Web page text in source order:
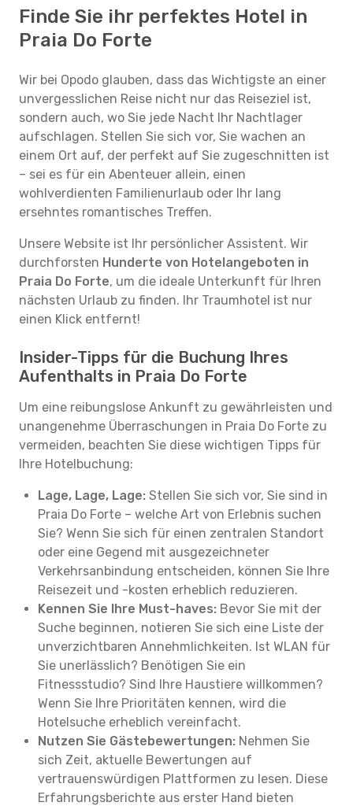
Finde Sie ihr perfektes Hotel in
Praia Do Forte
Wir bei Opodo glauben, dass das Wichtigste an einer
unvergesslichen Reise nicht nur das Reiseziel ist,
sondern auch, wo Sie jede Nacht Ihr Nachtlager
aufschlagen. Stellen Sie sich vor, Sie wachen an
einem Ort auf, der perfekt auf Sie zugeschnitten ist
– sei es für ein Abenteuer allein, einen
wohlverdienten Familienurlaub oder Ihr lang
ersehntes romantisches Treffen.
Unsere Website ist Ihr persönlicher Assistent. Wir
durchforsten Hunderte von Hotelangeboten in
Praia Do Forte, um die ideale Unterkunft für Ihren
nächsten Urlaub zu finden. Ihr Traumhotel ist nur
einen Klick entfernt!
Insider-Tipps für die Buchung Ihres
Aufenthalts in Praia Do Forte
Um eine reibungslose Ankunft zu gewährleisten und
unangenehme Überraschungen in Praia Do Forte zu
vermeiden, beachten Sie diese wichtigen Tipps für
Ihre Hotelbuchung:
Lage, Lage, Lage: Stellen Sie sich vor, Sie sind in
Praia Do Forte – welche Art von Erlebnis suchen
Sie? Wenn Sie sich für einen zentralen Standort
oder eine Gegend mit ausgezeichneter
Verkehrsanbindung entscheiden, können Sie Ihre
Reisezeit und -kosten erheblich reduzieren.
Kennen Sie Ihre Must-haves: Bevor Sie mit der
Suche beginnen, notieren Sie sich eine Liste der
unverzichtbaren Annehmlichkeiten. Ist WLAN für
Sie unerlässlich? Benötigen Sie ein
Fitnessstudio? Sind Ihre Haustiere willkommen?
Wenn Sie Ihre Prioritäten kennen, wird die
Hotelsuche erheblich vereinfacht.
Nutzen Sie Gästebewertungen: Nehmen Sie
sich Zeit, aktuelle Bewertungen auf
vertrauenswürdigen Plattformen zu lesen. Diese
Erfahrungsberichte aus erster Hand bieten